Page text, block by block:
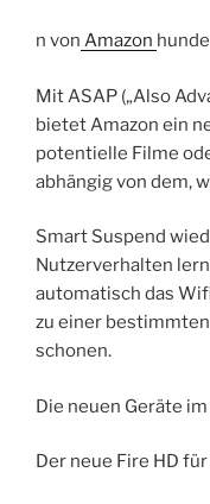
n von Amazon
Mit ASAP („Also
bietet Amazon ein
potentielle Filme
abhängig von dem,
Smart Suspend
Nutzerverhalten
automatisch das
zu einer
schonen.
Die neuen Geräte
Der neue Fire HD